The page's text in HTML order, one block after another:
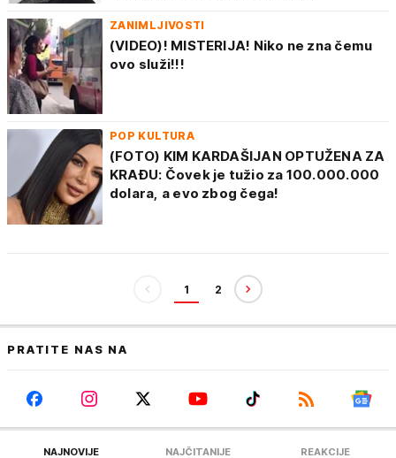
ZANIMLJIVOSTI
(VIDEO)! MISTERIJA! Niko ne zna čemu
ovo služi!!!
POP KULTURA
(FOTO) KIM KARDAŠIJAN OPTUŽENA ZA
KRAĐU: Čovek je tužio za 100.000.000
dolara, a evo zbog čega!
1 2
PRATITE NAS NA
NAJNOVIJE NAJČITANIJE REAKCIJE